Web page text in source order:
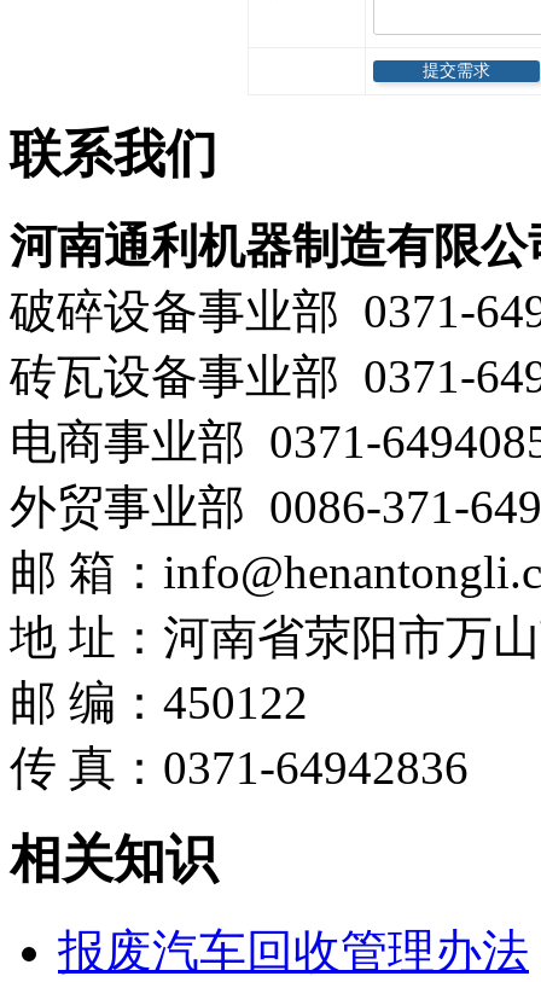
联系我们
河南通利机器制造有限公
破碎设备事业部 0371-
砖瓦设备事业部 0371-
电商事业部 0371-
外贸事业部 0086-371-
邮 箱：
地 址：河南省荥阳市万
邮 编：450122
传 真：0371-64942836
相关知识
报废汽车回收管理办法